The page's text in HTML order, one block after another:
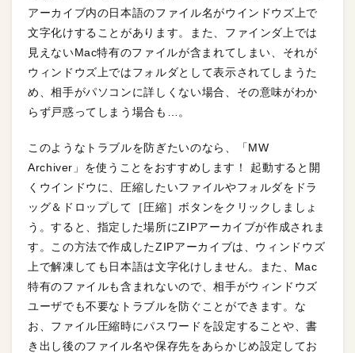
アーカイブ内の日本語のファイル名がウインドウズ上で
文字化けすることがあります。また、ファインダ上では
見えないMac特有のファイルが含まれてしまい、それが
ウィンドウズ上ではフォルダとして表示されてしまうた
め、相手がパソコンに詳しくない場合、その意味がわか
らず戸惑ってしまう場合も…。
このようなトラブルを防ぎたいのなら、「MW
Archiver」を使うことをおすすめします！ 起動すると開
くウインドウに、圧縮したいファイルやフォルダをドラ
ッグ＆ドロップして［圧縮］ボタンをクリックしましょ
う。すると、指定した場所にZIPアーカイブが作成されま
す。この方法で作成したZIPアーカイブは、ウィンドウズ
上で解凍しても日本語は文字化けしません。また、Mac
特有のファイルも含まれないので、相手がウィンドウズ
ユーザでも不要なトラブルを防ぐことができます。な
お、ファイル圧縮時にパスワードを設定することや、書
き出し後のファイル名や保存先をあらかじめ設定してお